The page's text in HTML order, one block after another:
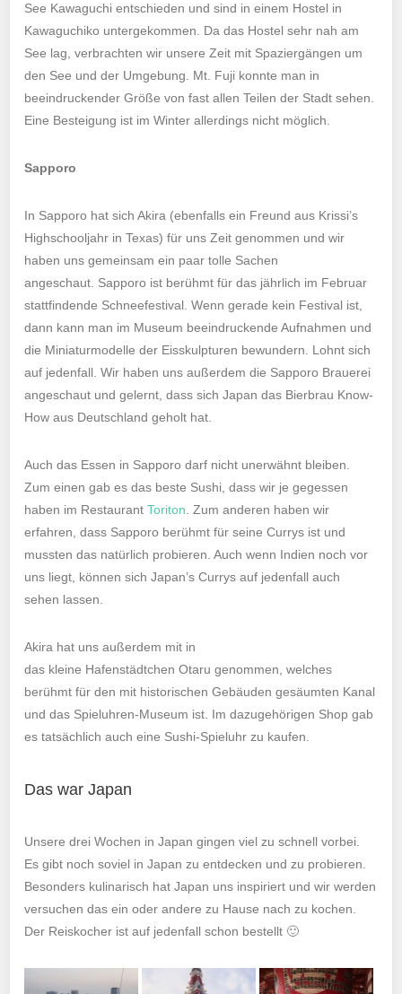
See Kawaguchi entschieden und sind in einem Hostel in
Kawaguchiko untergekommen. Da das Hostel sehr nah am
See lag, verbrachten wir unsere Zeit mit Spaziergängen um
den See und der Umgebung. Mt. Fuji konnte man in
beeindruckender Größe von fast allen Teilen der Stadt sehen.
Eine Besteigung ist im Winter allerdings nicht möglich.
Sapporo
In Sapporo hat sich Akira (ebenfalls ein Freund aus Krissi’s
Highschooljahr in Texas) für uns Zeit genommen und wir
haben uns gemeinsam ein paar tolle Sachen
angeschaut. Sapporo ist berühmt für das jährlich im Februar
stattfindende Schneefestival. Wenn gerade kein Festival ist,
dann kann man im Museum beeindruckende Aufnahmen und
die Miniaturmodelle der Eisskulpturen bewundern. Lohnt sich
auf jedenfall. Wir haben uns außerdem die Sapporo Brauerei
angeschaut und gelernt, dass sich Japan das Bierbrau Know-
How aus Deutschland geholt hat.
Auch das Essen in Sapporo darf nicht unerwähnt bleiben.
Zum einen gab es das beste Sushi, dass wir je gegessen
haben im RestaurantToriton. Zum anderen haben wir
erfahren, dass Sapporo berühmt für seine Currys ist und
mussten das natürlich probieren. Auch wenn Indien noch vor
uns liegt, können sich Japan’s Currys auf jedenfall auch
sehen lassen.
Akira hat uns außerdem mit in
das kleine Hafenstädtchen Otaru genommen, welches
berühmt für den mit historischen Gebäuden gesäumten Kanal
und das Spieluhren-Museum ist. Im dazugehörigen Shop gab
es tatsächlich auch eine Sushi-Spieluhr zu kaufen.
Das war Japan
Unsere drei Wochen in Japan gingen viel zu schnell vorbei.
Es gibt noch soviel in Japan zu entdecken und zu probieren.
Besonders kulinarisch hat Japan uns inspiriert und wir werden
versuchen das ein oder andere zu Hause nach zu kochen.
Der Reiskocher ist auf jedenfall schon bestellt 🙂